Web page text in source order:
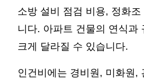
소방 설비 점검 비용, 정화
니다. 아파트 건물의 연식과
크게 달라질 수 있습니다.
인건비에는 경비원, 미화원,